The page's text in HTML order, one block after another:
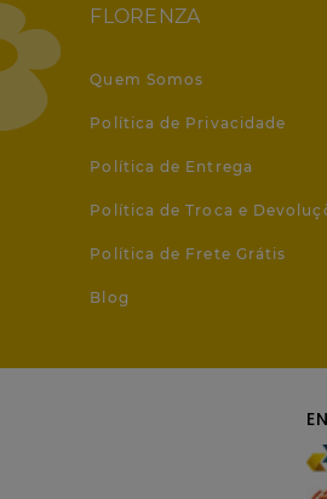
FLORENZA
Quem Somos
Política de Privacidade
Política de Entrega
Política de Troca e
Política de Frete Grátis
Blog